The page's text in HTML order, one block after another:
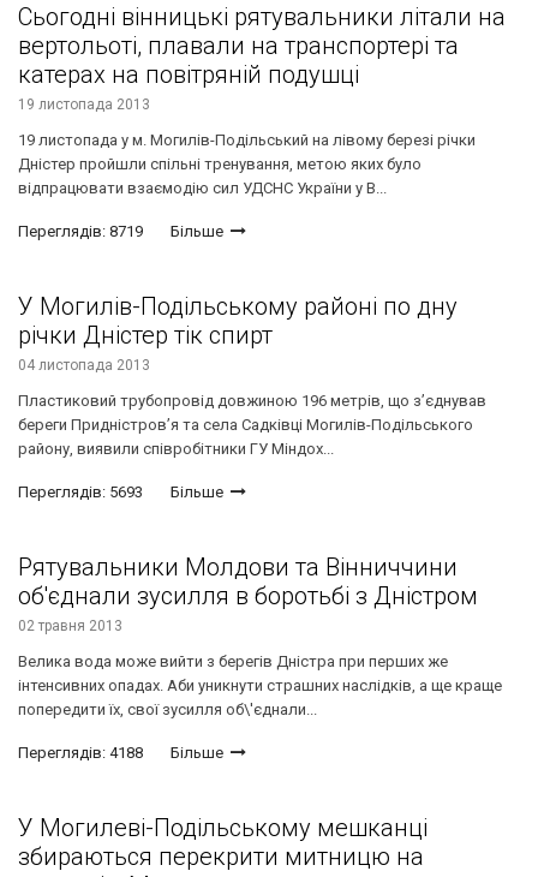
Сьогодні вінницькі рятувальники літали на
вертольоті, плавали на транспортері та
катерах на повітряній подушці
19 листопада 2013
19 листопада у м. Могилів-Подільський на лівому березі річки
Дністер пройшли спільні тренування, метою яких було
відпрацювати взаємодію сил УДСНС України у В...
Переглядів: 8719 Більше
У Могилів-Подільському районі по дну
річки Дністер тік спирт
04 листопада 2013
Пластиковий трубопровід довжиною 196 метрів, що з’єднував
береги Придністров’я та села Садківці Могилів-Подільського
району, виявили співробітники ГУ Міндох...
Переглядів: 5693 Більше
Рятувальники Молдови та Вінниччини
об'єднали зусилля в боротьбі з Дністром
02 травня 2013
Велика вода може вийти з берегів Дністра при перших же
інтенсивних опадах. Аби уникнути страшних наслідків, а ще краще
попередити їх, свої зусилля об\'єднали...
Переглядів: 4188 Більше
У Могилеві-Подільському мешканці
збираються перекрити митницю на